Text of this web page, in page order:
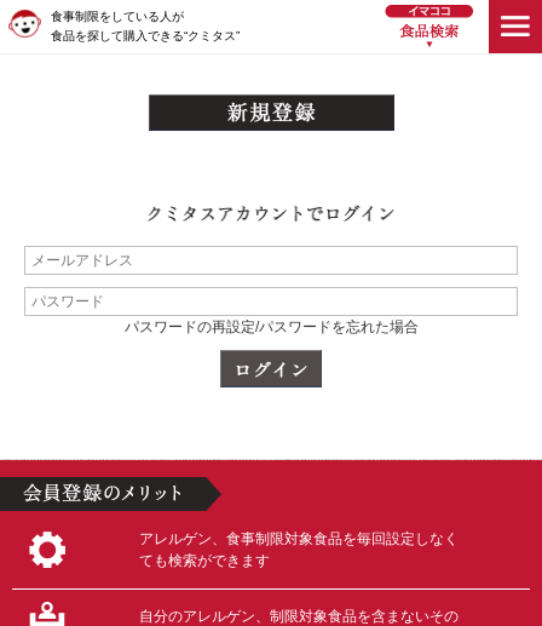
食事制限をしている人が
食品を探して購入できる“クミタス”
パスワードの再設定/パスワードを忘れた場合
アレルゲン、食事制限対象食品を毎回設定しなく
ても検索ができます
自分のアレルゲン、制限対象食品を含まないその